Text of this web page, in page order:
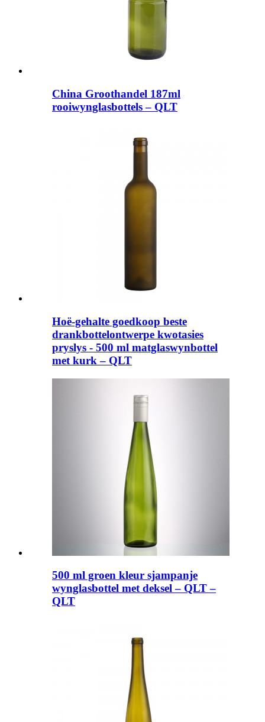
China Groothandel 187ml
rooiwynglasbottels – QLT
Hoë-gehalte goedkoop beste
drankbottelontwerpe kwotasies
pryslys - 500 ml matglaswynbottel
met kurk – QLT
500 ml groen kleur sjampanje
wynglasbottel met deksel – QLT –
QLT